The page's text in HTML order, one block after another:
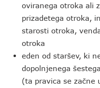
oviranega otroka ali
prizadetega otroka,
starosti otroka,
otroka
eden od staršev, ki
dopolnjenega
(ta pravica se